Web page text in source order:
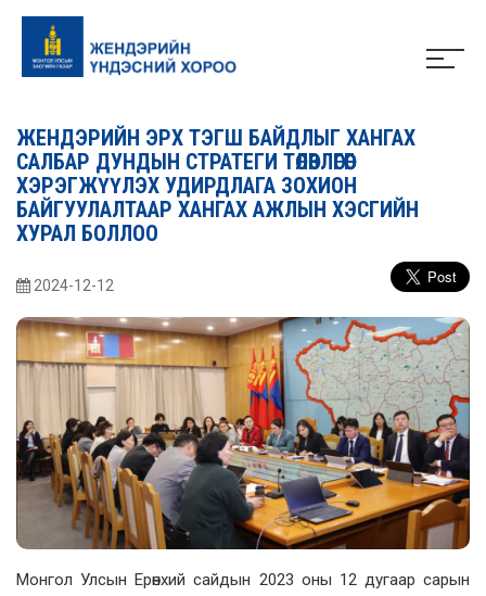
ЖЕНДЭРИЙН ЭРХ ТЭГШ БАЙДЛЫГ ХАНГАХ
САЛБАР ДУНДЫН СТРАТЕГИ ТӨЛӨВЛӨГӨӨГ
ХЭРЭГЖҮҮЛЭХ УДИРДЛАГА ЗОХИОН
БАЙГУУЛАЛТААР ХАНГАХ АЖЛЫН ХЭСГИЙН
ХУРАЛ БОЛЛОО
2024-12-12
Монгол Улсын Ерөнхий сайдын 2023 оны 12 дугаар сарын